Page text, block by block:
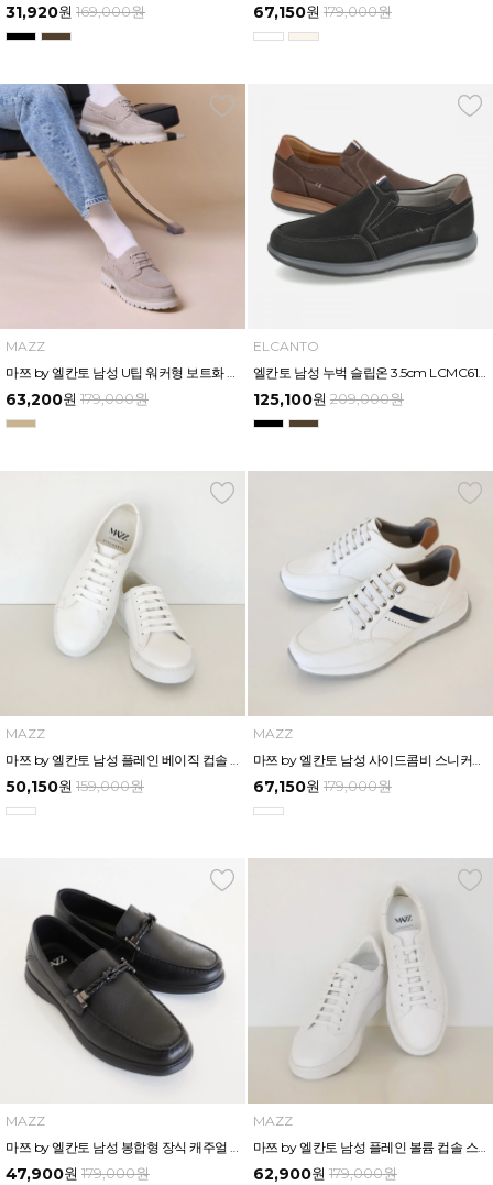
31,920원 169,000원 67,150원 179,000원
MAZZ
63,200원 179,000원
ELCANTO
125,100원 209,000원
MAZZ
50,150원 159,000원
MAZZ
67,150원 179,000원
MAZZ
47,900원 179,000원
MAZZ
62,900원 179,000원